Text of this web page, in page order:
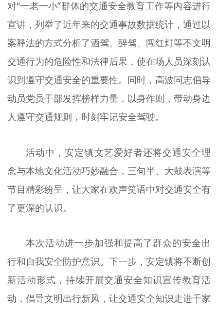
专题
资料库
+
对“一老一小”群体的交通安全教育工作等内容进行
宣讲，列举了近年来的交通事故数据统计，通过以
案释法的方式分析了酒驾、醉驾、闯红灯等不文明
交通行为的危险性和法律后果，使在场人员深刻认
识到遵守交通安全的重要性。同时，高波同志倡导
动员党员干部发挥榜样力量，以身作则，带动身边
人遵守交通规则，时刻牢记安全驾驶。
活动中，安定镇文艺爱好者还将交通安全理
念与本地文化活动巧妙融合，三句半、大鼓表演等
节目精彩纷呈，让大家在欢声笑语中对交通安全有
了更深的认识。
本次活动进一步加强和提高了群众的安全出
行和自我安全防护意识。下一步，安定镇将不断创
新活动形式，持续开展交通安全知识宣传教育活
动，倡导文明出行新风，让交通安全知识走进千家